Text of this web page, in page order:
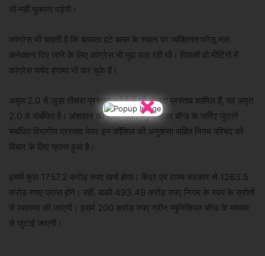
भी नहीं चुकाना पड़ेगी।
कांग्रेस भी चाहती है कि बाध्यता हटे बल्क के स्थान पर व्यक्तिगत घरेलू नल
कनेक्शन दिए जाने के लिए कांग्रेस भी मुद्दा उठा रही थी। पिछली दो मीटिंगों में
कांग्रेस पार्षद हंगामा भी कर चुके हैं।
अमृत 2.0 से जुड़ा तीसरा प्रस्ताव एजेंडे में जो तीसरा प्रस्ताव शामिल हैं, वह अमृत
2.0 से संबंधित है। अंशदान की राशि ग्रीन म्युनिसिपल बॉन्ड के जरिए जुटाने
संबंधित विभागीय प्रस्ताव मेयर इन कौंसिल की अनुशंसा सहित निगम परिषद को
विचार के लिए प्राप्त हुआ है।
इसमें कुल 1757.2 करोड़ रुपए खर्च होगा। केंद्र एवं राज्य सरकार से 1263.5
करोड़ रुपए प्राप्त होंगे। वहीं, बाकी 493.49 करोड़ रुपए निगम के स्वयं के स्रोतों
से व्यवस्था की जाएगी। इसमें 200 करोड़ रुपए ग्रीन म्युनिसिपल बॉन्ड के माध्यम
से जुटाई जाएगी।
×